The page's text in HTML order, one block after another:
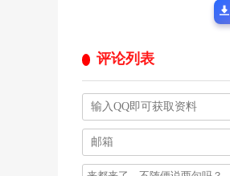
评论列表